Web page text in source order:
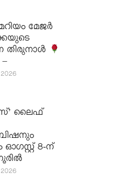
മേജർ
തിരുനാൾ
ലൈഫ്
8-ന്